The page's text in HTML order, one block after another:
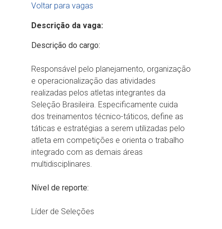
Voltar para vagas
Descrição da vaga:
Descrição do cargo:
Responsável pelo planejamento, organização
e operacionalização das atividades
realizadas pelos atletas integrantes da
Seleção Brasileira. Especificamente cuida
dos treinamentos técnico-táticos, define as
táticas e estratégias a serem utilizadas pelo
atleta em competições e orienta o trabalho
integrado com as demais áreas
multidisciplinares.
Nível de reporte:
Líder de Seleções